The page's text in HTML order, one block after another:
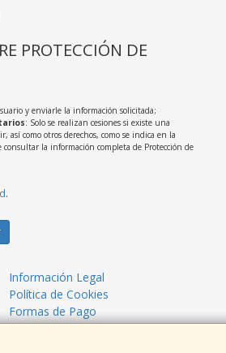
PROTECCIÓN DE
y enviarle la información solicitada;
: Solo se realizan cesiones si existe una
así como otros derechos, como se indica en la
consultar la información completa de Protección de
.
Información Legal
Política de Cookies
Formas de Pago